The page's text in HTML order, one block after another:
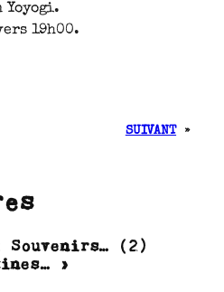
19h00.
SUIVANT »
Souvenirs… (2)
»